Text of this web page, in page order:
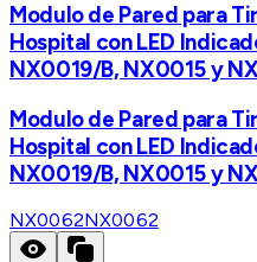
Modulo de Pared para
Hospital con LED
NX0019/B, NX0015 y
Modulo de Pared para
Hospital con LED
NX0019/B, NX0015 y
NX0062NX0062